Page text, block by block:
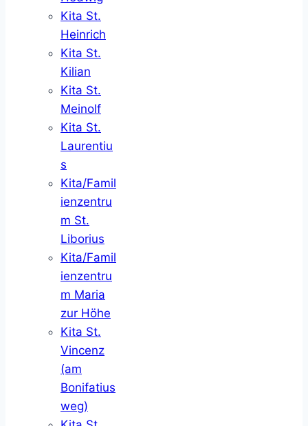
Kita St.
Heinrich
Kita St.
Kilian
Kita St.
Meinolf
Kita St.
Laurentiu
s
Kita/Famil
ienzentru
m St.
Liborius
Kita/Famil
ienzentru
m Maria
zur Höhe
Kita St.
Vincenz
(am
Bonifatius
weg)